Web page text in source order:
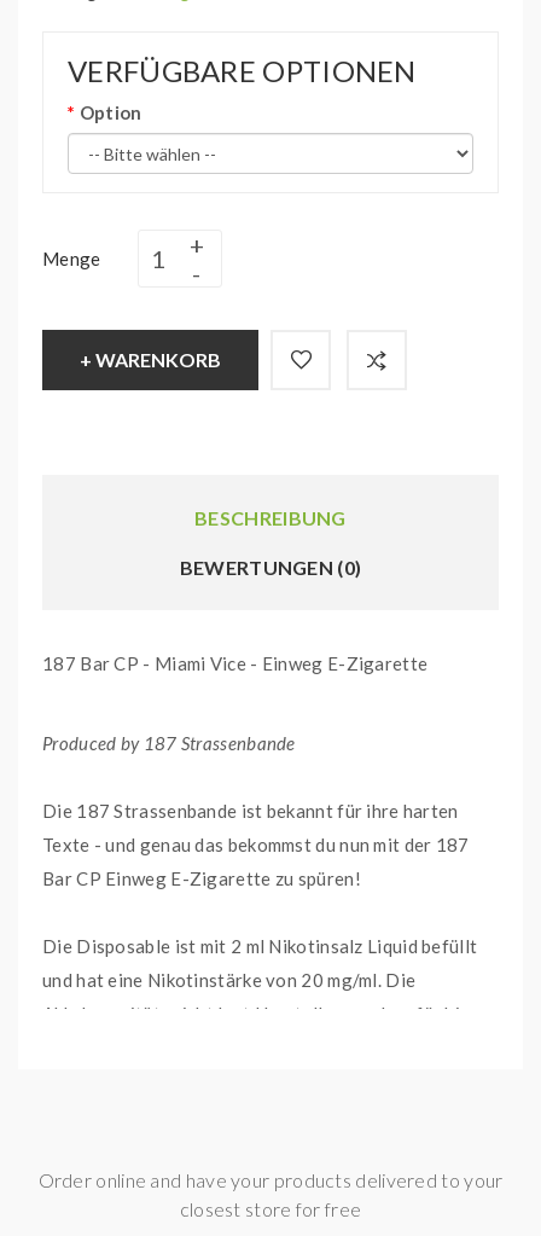
VERFÜGBARE OPTIONEN
Option
Menge
+ WARENKORB
BESCHREIBUNG
BEWERTUNGEN (0)
187 Bar CP - Miami Vice - Einweg E-Zigarette
Produced by 187 Strassenbande
Die 187 Strassenbande ist bekannt für ihre harten
Texte - und genau das bekommst du nun mit der 187
Bar CP Einweg E-Zigarette zu spüren!
Die Disposable ist mit 2 ml Nikotinsalz Liquid befüllt
und hat eine Nikotinstärke von 20 mg/ml. Die
Akkukapazität reicht laut Herstellerangaben für bis zu
(CP) lässt sich mit 3 schnellen und kurzen Zügen
sowohl aktivieren, als auch deaktivieren.
Order online and have your products delivered to your
closest store for free